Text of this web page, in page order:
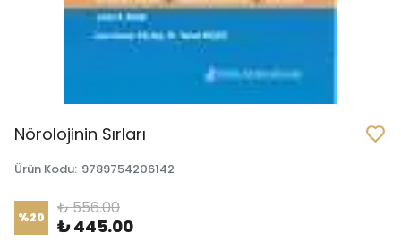
Nörolojinin Sırları
Ürün Kodu: 9789754206142
%20 ₺ 556.00
₺ 445.00